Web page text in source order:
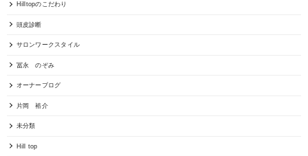
Hilltopのこだわり
頭皮診断
サロンワークスタイル
冨永 のぞみ
オーナーブログ
片岡 裕介
未分類
Hill top